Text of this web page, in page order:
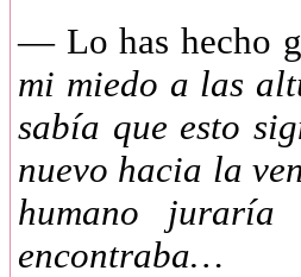
— Lo has hecho
mi miedo a las
sabía que esto
nuevo hacia la
humano
encontraba…